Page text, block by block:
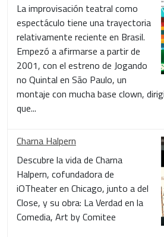
La improvisación teatral como
espectáculo tiene una trayectoria
relativamente reciente en Brasil.
Empezó a afirmarse a partir de
2001, con el estreno de Jogando
no Quintal en São Paulo, un
montaje con mucha base clown,
que...
Charna Halpern
Descubre la vida de Charna
Halpern, cofundadora de
iOTheater en Chicago, junto a del
Close, y su obra: La Verdad en la
Comedia, Art by Comitee